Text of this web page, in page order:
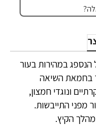
במהירות בעור
בחמאת השיאה
ונוגדי חמצון,
מפני התייבשות.
הקיץ.